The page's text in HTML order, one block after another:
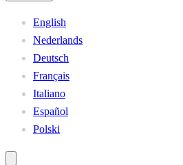
English
Nederlands
Deutsch
Français
Italiano
Español
Polski